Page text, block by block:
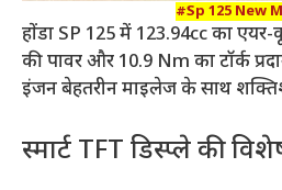
#Sp 125 New
होंडा SP 125 में 123.94cc का
की पावर और 10.9 Nm का टॉर्क
इंजन बेहतरीन माइलेज के साथ
स्मार्ट TFT डिस्प्ले की